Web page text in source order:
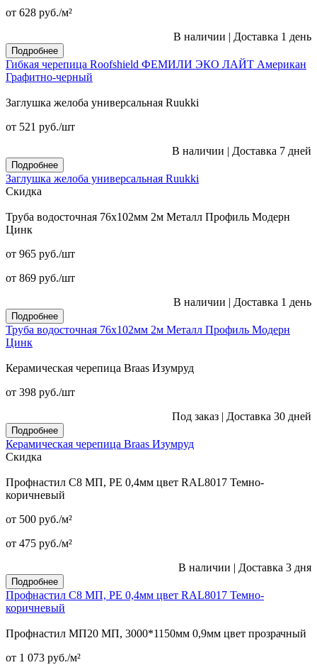
от 628 руб./м²
В наличии | Доставка 1 день
Подробнее
Гибкая черепица Roofshield ФЕМИЛИ ЭКО ЛАЙТ Американ
Графитно-черный
Заглушка желоба универсальная Ruukki
от 521 руб./шт
В наличии | Доставка 7 дней
Подробнее
Заглушка желоба универсальная Ruukki
Скидка
Труба водосточная 76x102мм 2м Металл Профиль Модерн
Цинк
от 965 руб./шт
от 869 руб./шт
В наличии | Доставка 1 день
Подробнее
Труба водосточная 76x102мм 2м Металл Профиль Модерн
Цинк
Керамическая черепица Braas Изумруд
от 398 руб./шт
Под заказ | Доставка 30 дней
Подробнее
Керамическая черепица Braas Изумруд
Скидка
Профнастил С8 МП, PE 0,4мм цвет RAL8017 Темно-
коричневый
от 500 руб./м²
от 475 руб./м²
В наличии | Доставка 3 дня
Подробнее
Профнастил С8 МП, PE 0,4мм цвет RAL8017 Темно-
коричневый
Профнастил МП20 МП, 3000*1150мм 0,9мм цвет прозрачный
от 1 073 руб./м²